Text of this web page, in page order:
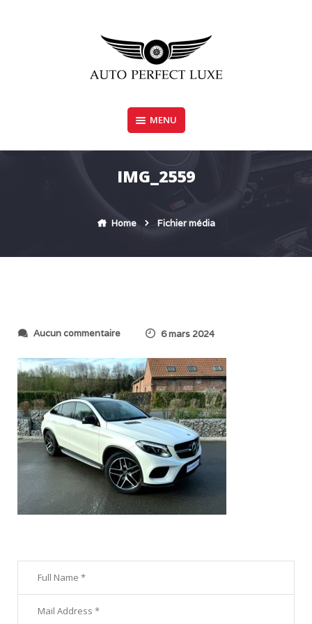
AUTO PERFECT LUXE
MENU
IMG_2559
Home Fichier média
Aucun commentaires
r
I
M
G
_
2
5
5
9
6 mars 2024